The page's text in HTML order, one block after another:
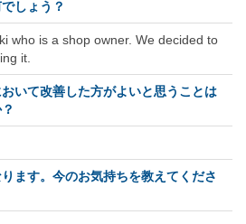
しょう？
who is a shop owner. We decided to
it.
いて改善した方がよいと思うことは
ます。今のお気持ちを教えてくださ